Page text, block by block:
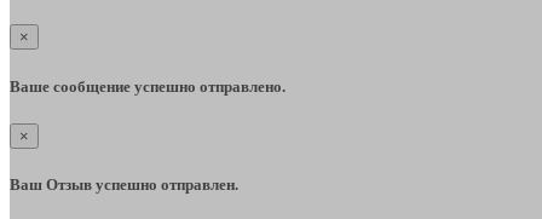
×
Ваше сообщение успешно отправлено.
×
Ваш Отзыв успешно отправлен.